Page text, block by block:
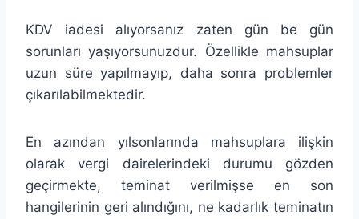
KDV iadesi alıyorsanız zaten gün be gün
sorunları yaşıyorsunuzdur. Özellikle mahsuplar
uzun süre yapılmayıp, daha sonra problemler
çıkarılabilmektedir.
En azından yılsonlarında mahsuplara ilişkin
olarak vergi dairelerindeki durumu gözden
geçirmekte, teminat verilmişse en son
hangilerinin geri alındığını, ne kadarlık teminatın